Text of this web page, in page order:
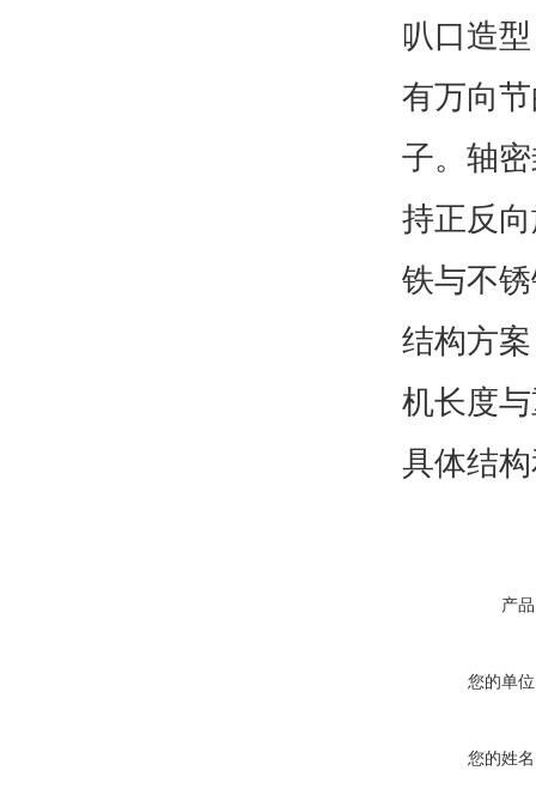
叭口造
有万向
子。轴
持正反
铁与不
结构方
机长度
具体结
产
您的单
您的姓